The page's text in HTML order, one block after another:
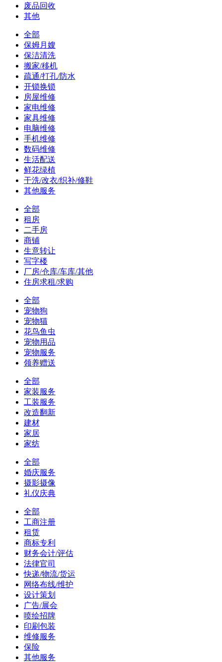
废品回收
其他
全部
保姆月嫂
保洁清洗
搬家/移机
疏通/打孔/防水
开锁换锁
房屋维修
家电维修
家具维修
电脑维修
手机维修
数码维修
生活配送
鲜花绿植
干洗/改衣/织补/修鞋
其他服务
全部
租房
二手房
商铺
生意转让
写字楼
厂房/仓库/车库/其他
住房求租/求购
全部
宠物狗
宠物猫
花鸟鱼虫
宠物用品
宠物服务
领养赠送
全部
家装服务
工装服务
改造翻新
建材
家居
家纺
全部
婚庆服务
摄影摄像
礼仪庆典
全部
工商注册
租赁
商标专利
财务会计/评估
法律官司
快递/物流/货运
网络布线/维护
设计策划
广告/展会
喷绘招牌
印刷包装
维修服务
保险
其他服务